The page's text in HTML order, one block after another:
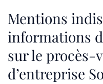
Mentions
informations
sur le procès-
d’entreprise